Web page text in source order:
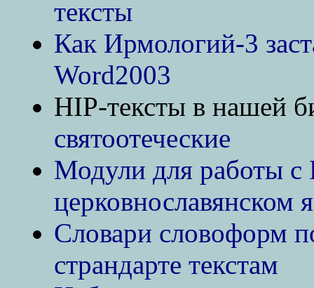
тексты
Как Ирмологий-3
Word2003
HIP-тексты в нашей
святоотеческие
Модули для работы с
церковнославянском
Словари словоформ
страндарте текстам